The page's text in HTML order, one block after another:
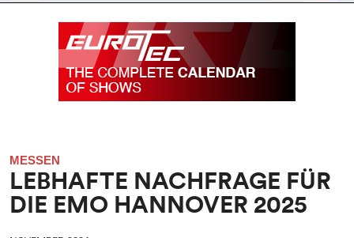
MESSEN
LEBHAFTE NACHFRAGE FÜR
DIE EMO HANNOVER 2025